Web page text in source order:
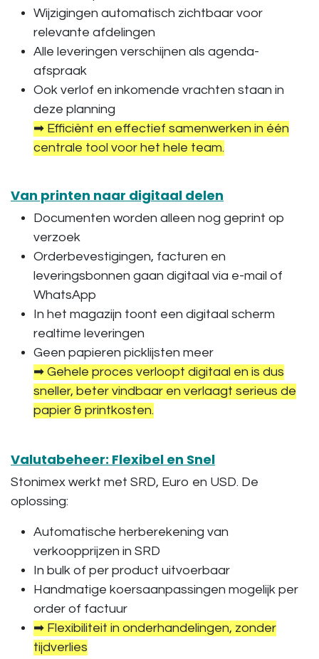
Wijzigingen automatisch zichtbaar voor
relevante afdelingen
Alle leveringen verschijnen als agenda-
afspraak
Ook verlof en inkomende vrachten staan in
deze planning
➡ Efficiënt en effectief samenwerken in één
centrale tool voor het hele team.
Van printen naar digitaal delen
Documenten worden alleen nog geprint op
verzoek
Orderbevestigingen, facturen en
leveringsbonnen gaan digitaal via e-mail of
WhatsApp
In het magazijn toont een digitaal scherm
realtime leveringen
Geen papieren picklijsten meer
➡ Gehele proces verloopt digitaal en is dus
sneller, beter vindbaar en verlaagt serieus de
papier & printkosten.
Valutabeheer: Flexibel en Snel
Stonimex werkt met SRD, Euro en USD. De
oplossing:
Automatische herberekening van
verkoopprijzen in SRD
In bulk of per product uitvoerbaar
Handmatige koersaanpassingen mogelijk per
order of factuur
➡ Flexibiliteit in onderhandelingen, zonder
tijdverlies